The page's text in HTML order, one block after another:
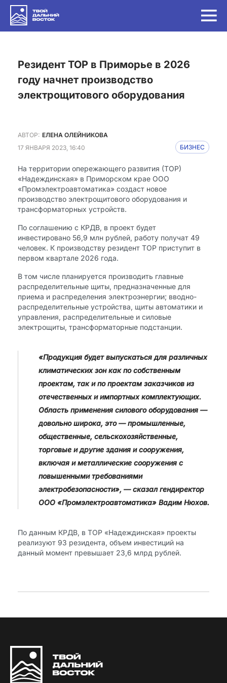
Резидент ТОР в Приморье в 2026
году начнет производство
электрощитового оборудования
АВТОР: ЕЛЕНА ОЛЕЙНИКОВА
17 ЯНВАРЯ 2023, 16:40
БИЗНЕС
На территории опережающего развития (ТОР)
«Надеждинская» в Приморском крае ООО
«Промэлектроавтоматика» создаст новое
производство электрощитового оборудования и
трансформаторных устройств.
По соглашению с КРДВ, в проект будет
инвестировано 56,9 млн рублей, работу получат 49
человек. К производству резидент ТОР приступит в
первом квартале 2026 года.
В том числе планируется производить главные
распределительные щиты, предназначенные для
приема и распределения электроэнергии; вводно-
распределительные устройства, щиты автоматики и
управления, распределительные и силовые
электрощиты, трансформаторные подстанции.
«Продукция будет выпускаться для различных
климатических зон как по собственным
проектам, так и по проектам заказчиков из
отечественных и импортных комплектующих.
Область применения силового оборудования —
довольно широка, это — промышленные,
общественные, сельскохозяйственные,
торговые и другие здания и сооружения,
включая и металлические сооружения с
повышенными требованиями
электробезопасности», — сказал гендиректор
ООО «Промэлектроавтоматика» Вадим Нюхов.
По данным КРДВ, в ТОР «Надеждинская» проекты
реализуют 93 резидента, объем инвестиций на
данный момент превышает 23,6 млрд рублей.